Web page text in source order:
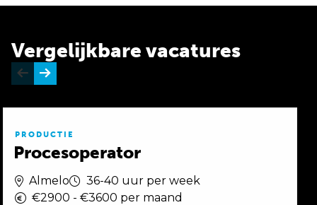
Vergelijkbare vacatures
PRODUCTIE
Procesoperator
Almelo
36-40 uur per week
€2900 - €3600 per maand